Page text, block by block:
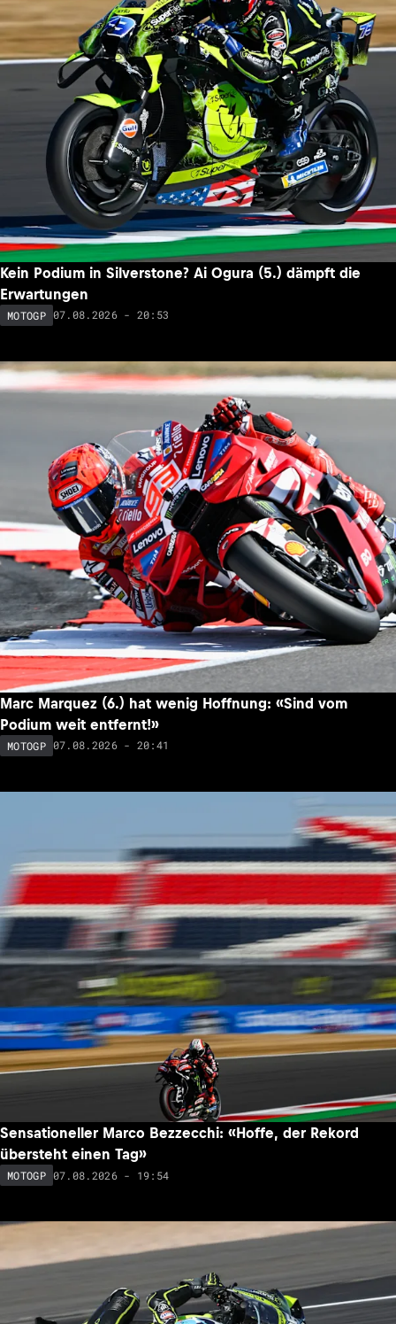
Kein Podium in Silverstone? Ai Ogura (5.) dämpft die
Erwartungen
MOTOGP 07.08.2026 - 20:53
Marc Marquez (6.) hat wenig Hoffnung: «Sind vom
Podium weit entfernt!»
MOTOGP 07.08.2026 - 20:41
Sensationeller Marco Bezzecchi: «Hoffe, der Rekord
übersteht einen Tag»
MOTOGP 07.08.2026 - 19:54